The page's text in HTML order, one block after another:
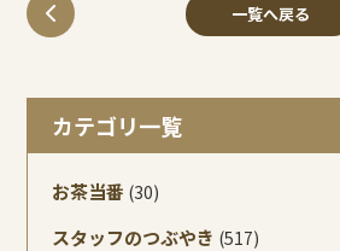
一覧へ戻る
カテゴリ一覧
お茶当番 (30)
スタッフのつぶやき (517)